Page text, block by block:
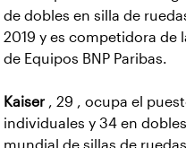
de dobles en silla de
2019 y es competidora de
de Equipos BNP Paribas.
Kaiser , 29 , ocupa el
individuales y 34 en
mundial de sillas de